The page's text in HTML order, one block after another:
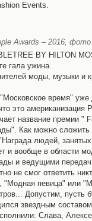
Events.
Awards – 2016, фото
BY HILTON
гала ужина.
моды, музыки и
время" уже
это американизация
название премии "
Как можно сложить
людей, занятых
вообще в области
и ведущими
не смог ответить
"Модная певица" или
Допустим, пусть
звездным
Слава,